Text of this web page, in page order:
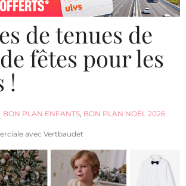
de tenues de
fêtes pour les
!
BON PLAN ENFANTS, BON PLAN NOËL 2026
avec Vertbaudet